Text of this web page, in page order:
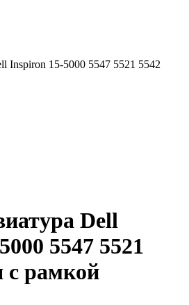
Dell
5547 5521
с рамкой